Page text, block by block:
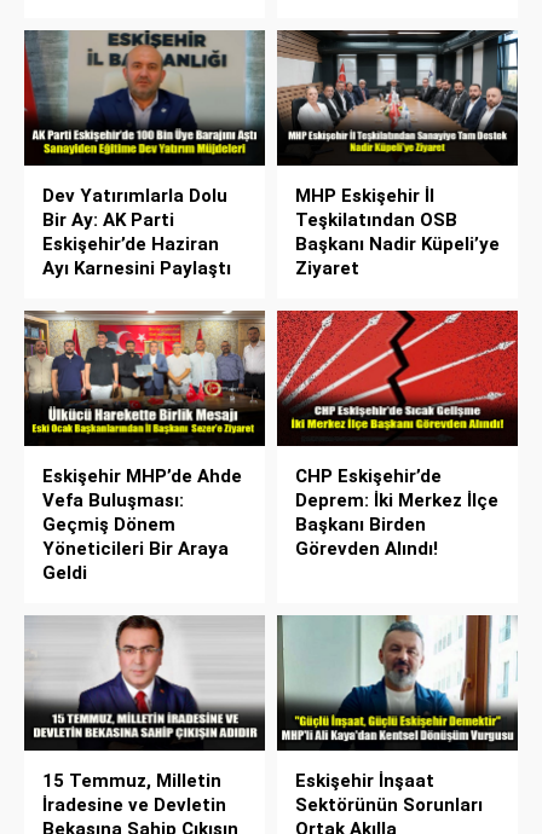
Dev Yatırımlarla Dolu
Bir Ay: AK Parti
Eskişehir’de Haziran
Ayı Karnesini Paylaştı
MHP Eskişehir İl
Teşkilatından OSB
Başkanı Nadir Küpeli’ye
Ziyaret
Eskişehir MHP’de Ahde
Vefa Buluşması:
Geçmiş Dönem
Yöneticileri Bir Araya
Geldi
CHP Eskişehir’de
Deprem: İki Merkez İlçe
Başkanı Birden
Görevden Alındı!
15 Temmuz, Milletin
İradesine ve Devletin
Bekasına Sahip Çıkışın
Eskişehir İnşaat
Sektörünün Sorunları
Ortak Akılla